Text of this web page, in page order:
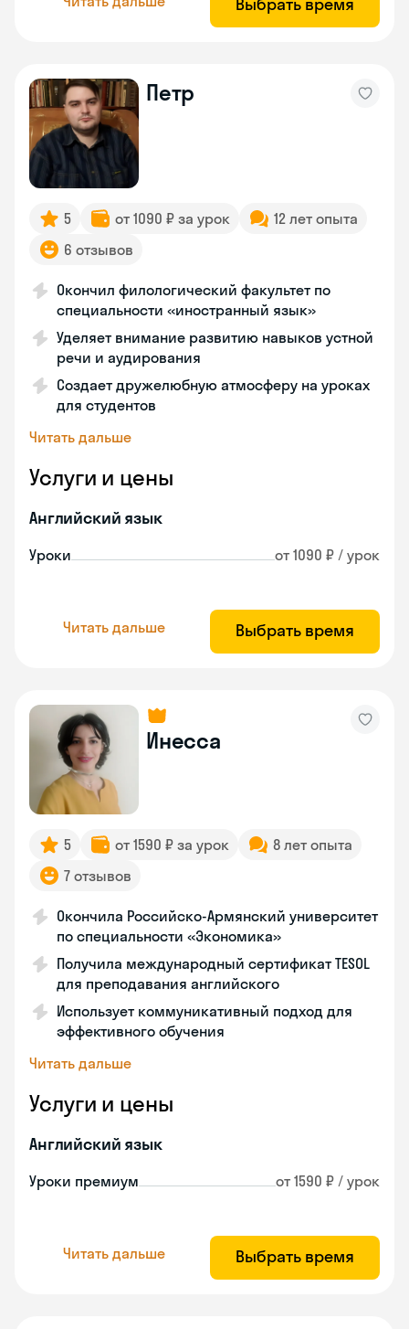
Петр
5 от 1090 ₽ за урок
12 лет опыта
6 отзывов
Окончил филологический факультет по
специальности «иностранный язык»
Уделяет внимание развитию навыков устной
речи и аудирования
Создает дружелюбную атмосферу на уроках
для студентов
Читать дальше
Услуги и цены
Английский язык
Уроки от 1090 ₽ / урок
Читать дальше Выбрать время
Инесса
5 от 1590 ₽ за урок
8 лет опыта
7 отзывов
Окончила Российско-Армянский университет
по специальности «Экономика»
Получила международный сертификат TESOL
для преподавания английского
Использует коммуникативный подход для
эффективного обучения
Читать дальше
Услуги и цены
Английский язык
Уроки премиум от 1590 ₽ / урок
Читать дальше Выбрать время